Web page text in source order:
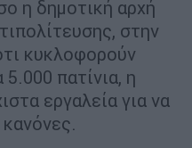
η δημοτική αρχή
στην
κυκλοφορούν
πατίνια, η
εργαλεία για να